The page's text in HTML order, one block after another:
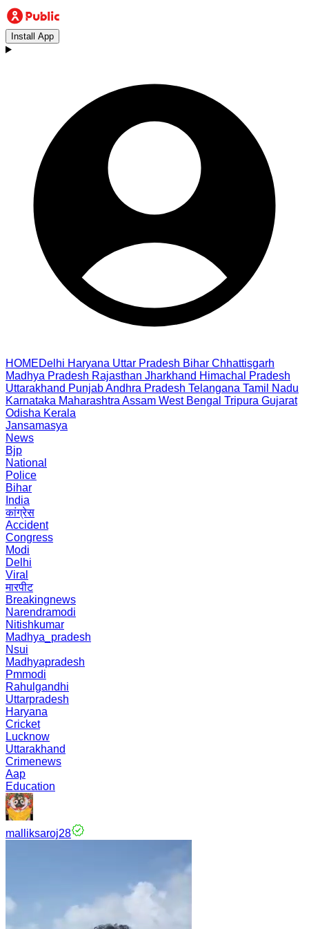
Install App
HOMEDelhi Haryana Uttar Pradesh Bihar Chhattisgarh
Madhya Pradesh Rajasthan Jharkhand Himachal Pradesh
Uttarakhand PunjabAndhra Pradesh Telangana Tamil Nadu
Karnataka Maharashtra Assam West Bengal Tripura Gujarat
Odisha Kerala
Jansamasya
News
Bjp
National
Police
Bihar
India
कांग्रेस
Accident
Congress
Modi
Delhi
Viral
मारपीट
Breakingnews
Narendramodi
Nitishkumar
Madhya_pradesh
Nsui
Madhyapradesh
Pmmodi
Rahulgandhi
Uttarpradesh
Haryana
Cricket
Lucknow
Uttarakhand
Crimenews
Aap
Education
malliksaroj28